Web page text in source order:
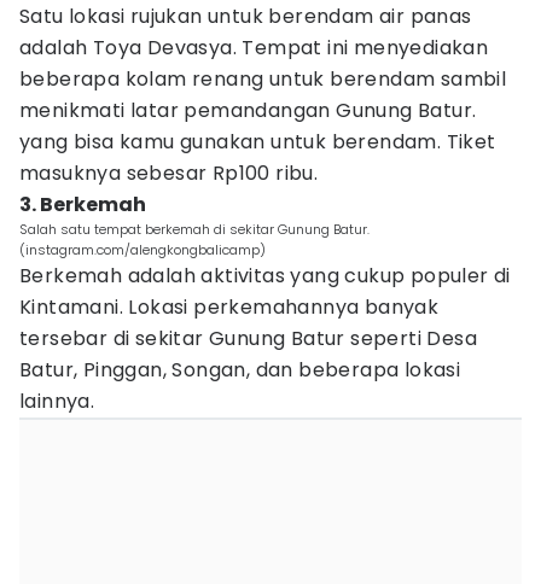
Satu lokasi rujukan untuk berendam air panas
adalah Toya Devasya. Tempat ini menyediakan
beberapa kolam renang untuk berendam sambil
menikmati latar pemandangan Gunung Batur.
yang bisa kamu gunakan untuk berendam. Tiket
masuknya sebesar Rp100 ribu.
3. Berkemah
Salah satu tempat berkemah di sekitar Gunung Batur.
(instagram.com/alengkongbalicamp)
Berkemah adalah aktivitas yang cukup populer di
Kintamani. Lokasi perkemahannya banyak
tersebar di sekitar Gunung Batur seperti Desa
Batur, Pinggan, Songan, dan beberapa lokasi
lainnya.